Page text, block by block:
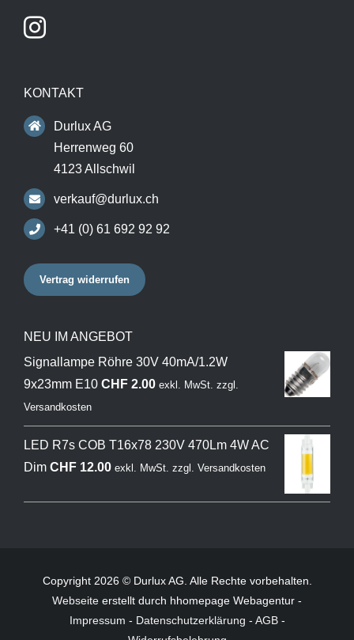
KONTAKT
Durlux AG
Herrenweg 60
4123 Allschwil
verkauf@durlux.ch
+41 (0) 61 692 92 92
Vertrag widerrufen
NEU IM ANGEBOT
Signallampe Röhre 30V 40mA/1.2W
9x23mm E10 CHF2.00 exkl. MwSt. zzgl.
Versandkosten
LED R7s COB T16x78 230V 470Lm 4W AC
Dim CHF12.00 exkl. MwSt. zzgl. Versandkosten
Copyright 2026 © Durlux AG. Alle Rechte vorbehalten.
Webseite erstellt durch hhomepage Webagentur -
Impressum - Datenschutzerklärung - AGB-